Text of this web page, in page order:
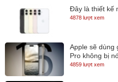
Đây là thiết kế
4878 lượt xem
Apple sẽ dùng
Pro không bị
4859 lượt xem